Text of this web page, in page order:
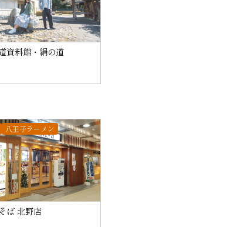
資料館・絹の道
八王子ラーメン
ば 北野店